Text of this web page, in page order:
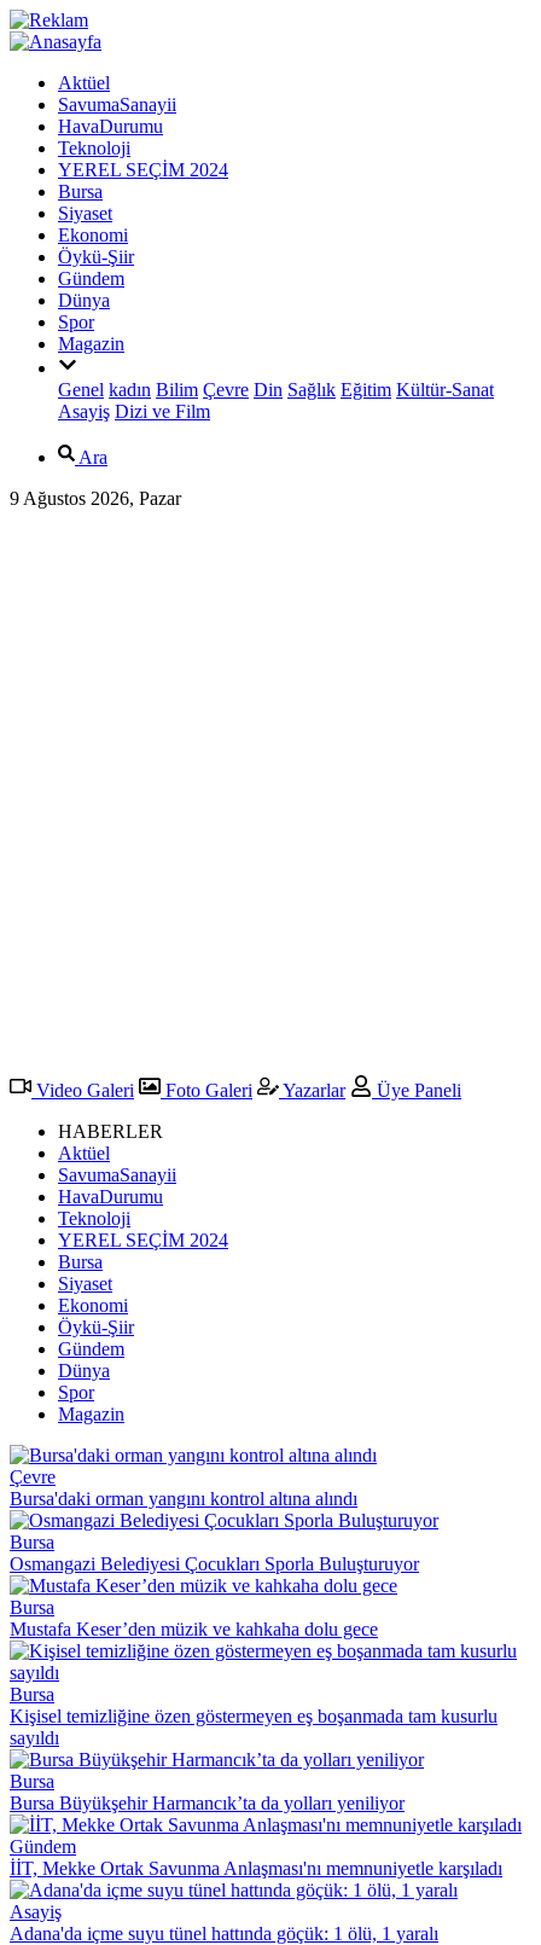
Aktüel
SavumaSanayii
HavaDurumu
Teknoloji
YEREL SEÇİM 2024
Bursa
Siyaset
Ekonomi
Öykü-Şiir
Gündem
Dünya
Spor
Magazin
Genel kadın Bilim Çevre Din Sağlık Eğitim Kültür-Sanat
Asayiş Dizi ve Film
Ara
9 Ağustos 2026, Pazar
Video Galeri Foto Galeri Yazarlar
Üye Paneli
HABERLER
Aktüel
SavumaSanayii
HavaDurumu
Teknoloji
YEREL SEÇİM 2024
Bursa
Siyaset
Ekonomi
Öykü-Şiir
Gündem
Dünya
Spor
Magazin
Çevre
Bursa'daki orman yangını kontrol altına alındı
Bursa
Osmangazi Belediyesi Çocukları Sporla Buluşturuyor
Bursa
Mustafa Keser’den müzik ve kahkaha dolu gece
Bursa
Kişisel temizliğine özen göstermeyen eş boşanmada tam kusurlu
sayıldı
Bursa
Bursa Büyükşehir Harmancık’ta da yolları yeniliyor
Gündem
İİT, Mekke Ortak Savunma Anlaşması'nı memnuniyetle karşıladı
Asayiş
Adana'da içme suyu tünel hattında göçük: 1 ölü, 1 yaralı